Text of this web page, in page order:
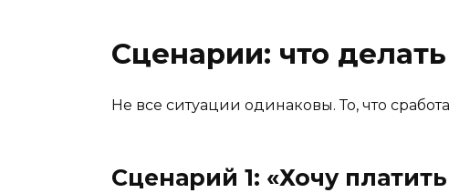
Сценарии: что
Не все ситуации одинаковы. То, что
Сценарий 1: «Хочу